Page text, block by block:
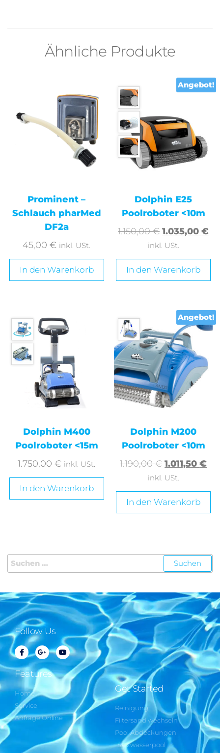
Ähnliche Produkte
Prominent –
Schlauch pharMed
DF2a
45,00€ inkl. USt.
In den Warenkorb
Angebot!
Dolphin E25
Poolroboter <10m
1.150,00€ 1.035,00€
inkl. USt.
In den Warenkorb
Dolphin M400
Poolroboter <15m
1.750,00€ inkl. USt.
In den Warenkorb
Angebot!
Dolphin M200
Poolroboter <10m
1.190,00€ 1.011,50€
inkl. USt.
In den Warenkorb
Follow Us
Features
Home
Service
Anfrage Online
Get Started
Reinigung
Filtersand wechseln
Pool Abdeckungen
Salzwasserpool